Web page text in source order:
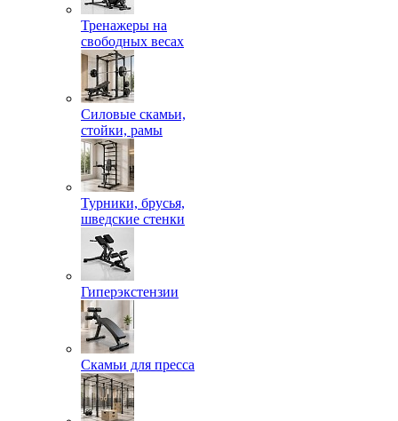
Тренажеры на
свободных весах
Силовые скамьи,
стойки, рамы
Турники, брусья,
шведские стенки
Гиперэкстензии
Скамьи для пресса